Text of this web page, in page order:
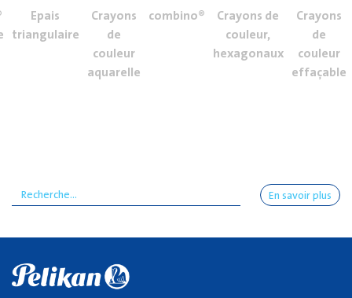
Epais
triangulaire
Crayons
de
couleur
aquarelle
combino®
Crayons de
couleur,
hexagonaux
Crayons
de
couleur
effaçable
En savoir plus